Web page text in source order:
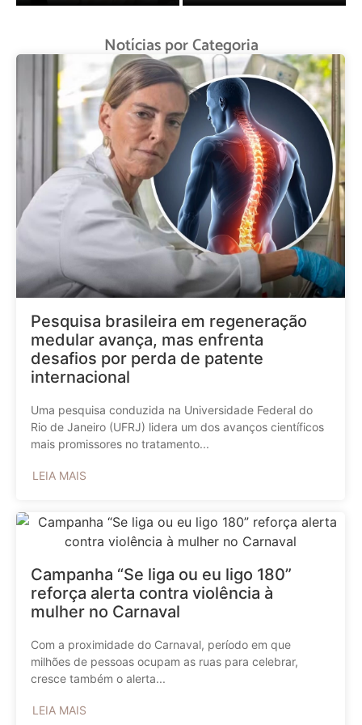
Notícias por Categoria
Pesquisa brasileira em regeneração
medular avança, mas enfrenta
desafios por perda de patente
internacional
Uma pesquisa conduzida na Universidade Federal do
Rio de Janeiro (UFRJ) lidera um dos avanços científicos
mais promissores no tratamento...
LEIA MAIS
Campanha “Se liga ou eu ligo 180”
reforça alerta contra violência à
mulher no Carnaval
Com a proximidade do Carnaval, período em que
milhões de pessoas ocupam as ruas para celebrar,
cresce também o alerta...
LEIA MAIS